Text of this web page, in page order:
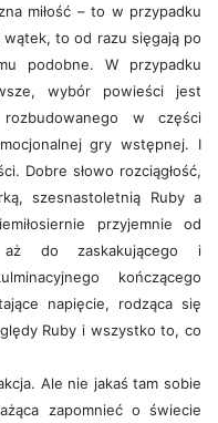
miłość – to w przypadku
to od razu sięgają po
podobne. W przypadku
wybór powieści jest
w części
gry wstępnej. I
Dobre słowo rozciągłość,
szesnastoletnią Ruby a
przyjemnie od
aż do zaskakującego i
kończącego
napięcie, rodząca się
Ruby i wszystko to, co
Ale nie jakaś tam sobie
zapomnieć o świecie